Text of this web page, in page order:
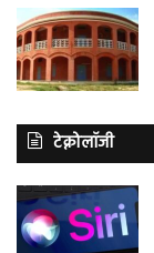
टेक्नोलॉजी